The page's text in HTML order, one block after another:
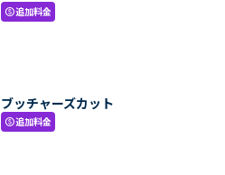
paid追加料金
ブッチャーズカット
paid追加料金